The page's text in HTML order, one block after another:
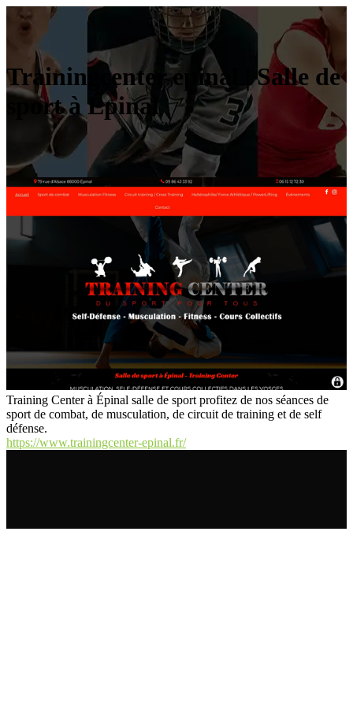
Trai­ningcen­ter epinal | Salle de
sport à Épinal
Training Center à Épinal salle de sport profitez de nos séances de
sport de combat, de musculation, de circuit de training et de self
défense.
https://www.trainingcenter-epinal.fr/